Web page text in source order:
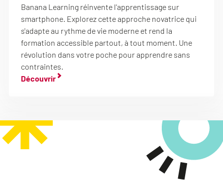
Banana Learning réinvente l'apprentissage sur
smartphone. Explorez cette approche novatrice qui
s'adapte au rythme de vie moderne et rend la
formation accessible partout, à tout moment. Une
révolution dans votre poche pour apprendre sans
contraintes.
Découvrir